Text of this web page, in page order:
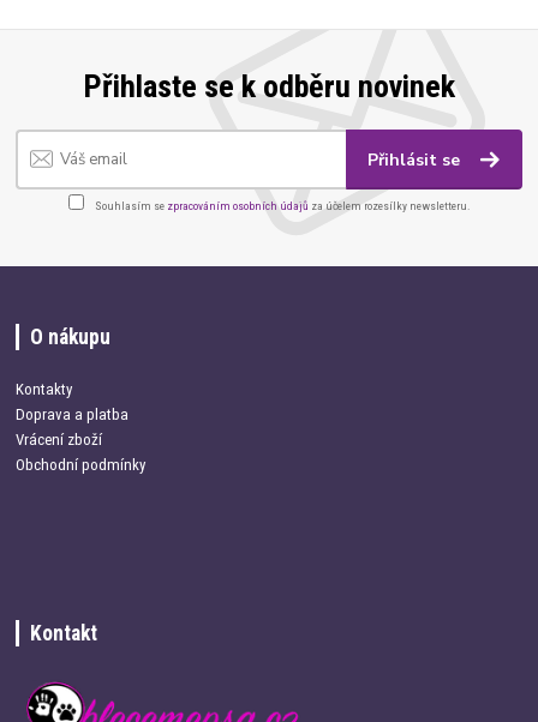
Přihlaste se k odběru novinek
Přihlásit se
Souhlasím se zpracováním osobních údajů za účelem rozesílky newsletteru.
O nákupu
Kontakty
Doprava a platba
Vrácení zboží
Obchodní podmínky
Kontakt